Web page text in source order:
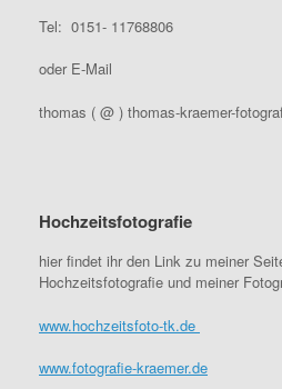
Tel: 0151- 11768806
oder E-Mail
thomas ( @ ) thomas-kraemer-
Hochzeitsfotografie
hier findet ihr den Link zu meiner
Hochzeitsfotografie und meiner
www.hochzeitsfoto-tk.de
www.fotografie-kraemer.de